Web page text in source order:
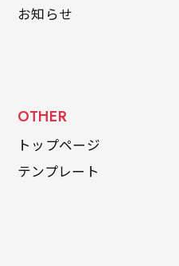
お知らせ
OTHER
トップページ
テンプレート